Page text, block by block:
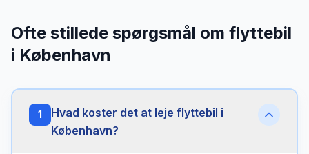
Ofte stillede spørgsmål om flyttebil
i København
1
Hvad koster det at leje flyttebil i
København?